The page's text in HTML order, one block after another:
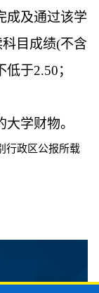
成及通过该学
目成绩(不含
低于2.50；
学财物。
行政区公报所载